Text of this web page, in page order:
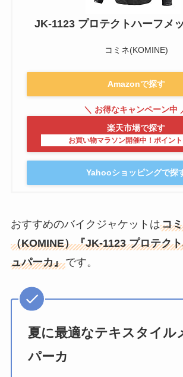
JK-1123 プロテクトハーフメ
コミネ(KOMINE)
Amazonで探す
楽天市場で探す
Yahooショッピングで探
おすすめのバイクジャケットはコ
（KOMINE）『JK-1123 プロテク
ュパーカ』です。
夏に最適なテキスタイル
パーカ